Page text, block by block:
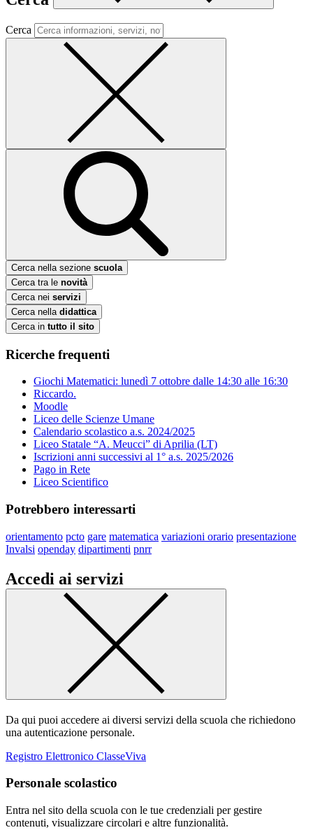
Cerca
Cerca nella sezione scuola
Cerca tra le novità
Cerca nei servizi
Cerca nella didattica
Cerca in tutto il sito
Ricerche frequenti
Giochi Matematici: lunedì 7 ottobre dalle 14:30 alle 16:30
Riccardo.
Moodle
Liceo delle Scienze Umane
Calendario scolastico a.s. 2024/2025
Liceo Statale “A. Meucci” di Aprilia (LT)
Iscrizioni anni successivi al 1° a.s. 2025/2026
Pago in Rete
Liceo Scientifico
Potrebbero interessarti
orientamento pcto gare matematica variazioni orario presentazione
Invalsi openday dipartimenti pnrr
Accedi ai servizi
Da qui puoi accedere ai diversi servizi della scuola che richiedono
una autenticazione personale.
Registro Elettronico ClasseViva
Personale scolastico
Entra nel sito della scuola con le tue credenziali per gestire
contenuti, visualizzare circolari e altre funzionalità.